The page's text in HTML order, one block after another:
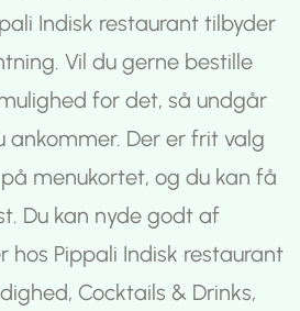
Indisk restaurant tilbyder
Vil du gerne bestille
for det, så undgår
ankommer. Der er frit valg
menukortet, og du kan få
Du kan nyde godt af
Pippali Indisk restaurant
Cocktails & Drinks,